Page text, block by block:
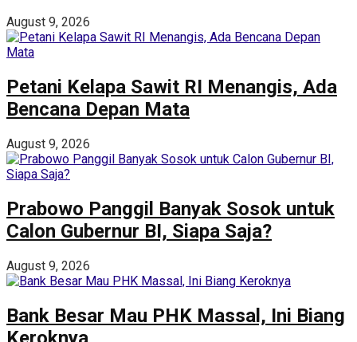
August 9, 2026
Petani Kelapa Sawit RI Menangis, Ada
Bencana Depan Mata
August 9, 2026
Prabowo Panggil Banyak Sosok untuk
Calon Gubernur BI, Siapa Saja?
August 9, 2026
Bank Besar Mau PHK Massal, Ini Biang